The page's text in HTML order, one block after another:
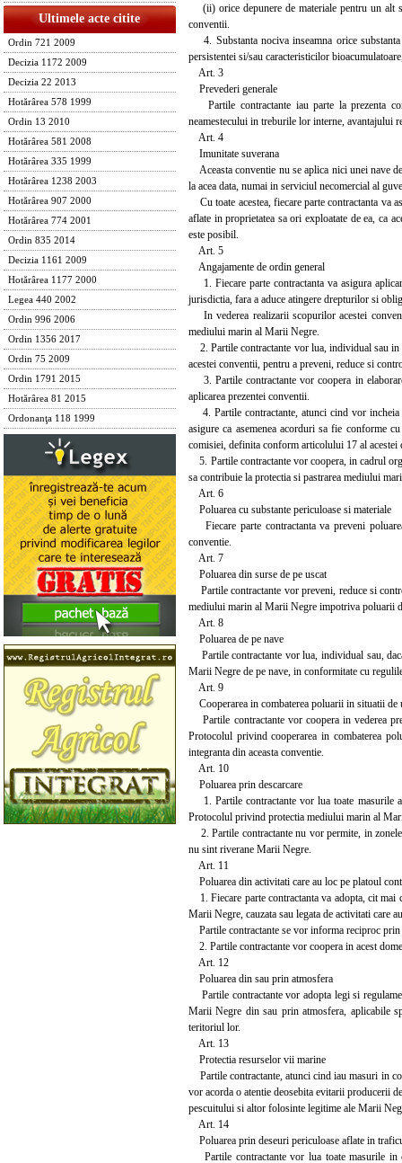
Ultimele acte citite
Ordin 721 2009
Decizia 1172 2009
Decizia 22 2013
Hotărârea 578 1999
Ordin 13 2010
Hotărârea 581 2008
Hotărârea 335 1999
Hotărârea 1238 2003
Hotărârea 907 2000
Hotărârea 774 2001
Ordin 835 2014
Decizia 1161 2009
Hotărârea 1177 2000
Legea 440 2002
Ordin 996 2006
Ordin 1356 2017
Ordin 75 2009
Ordin 1791 2015
Hotărârea 81 2015
Ordonanţa 118 1999
(ii) orice depunere de materiale pentru un alt
conventii.
4. Substanta nociva inseamna orice
persistentei si/sau caracteristicilor
Art. 3
Prevederi generale
Partile contractante iau parte la prezenta
neamestecului in treburile lor interne, avantajului
Art. 4
Imunitate suverana
Aceasta conventie nu se aplica nici unei nave
la acea data, numai in serviciul necomercial al
Cu toate acestea, fiecare parte contractanta va
aflate in proprietatea sa ori exploatate de ea, ca
este posibil.
Art. 5
Angajamente de ordin general
1. Fiecare parte contractanta va asigura
jurisdictia, fara a aduce atingere drepturilor si
In vederea realizarii scopurilor acestei
mediului marin al Marii Negre.
2. Partile contractante vor lua, individual sau in
acestei conventii, pentru a preveni, reduce si
3. Partile contractante vor coopera in
aplicarea prezentei conventii.
4. Partile contractante, atunci cind vor
asigure ca asemenea acorduri sa fie conforme
comisiei, definita conform articolului 17 al acestei
5. Partile contractante vor coopera, in cadrul
sa contribuie la protectia si pastrarea mediului
Art. 6
Poluarea cu substante periculoase si materiale
Fiecare parte contractanta va preveni
conventie.
Art. 7
Poluarea din surse de pe uscat
Partile contractante vor preveni, reduce si
mediului marin al Marii Negre impotriva poluarii
Art. 8
Poluarea de pe nave
Partile contractante vor lua, individual sau,
Marii Negre de pe nave, in conformitate cu
Art. 9
Cooperarea in combaterea poluarii in situatii de
Partile contractante vor coopera in vederea
Protocolul privind cooperarea in combaterea
integranta din aceasta conventie.
Art. 10
Poluarea prin descarcare
1. Partile contractante vor lua toate masurile
Protocolul privind protectia mediului marin al
2. Partile contractante nu vor permite, in zonele
nu sint riverane Marii Negre.
Art. 11
Poluarea din activitati care au loc pe platoul
1. Fiecare parte contractanta va adopta, cit
Marii Negre, cauzata sau legata de activitati care
Partile contractante se vor informa reciproc prin
2. Partile contractante vor coopera in acest
Art. 12
Poluarea din sau prin atmosfera
Partile contractante vor adopta legi si
Marii Negre din sau prin atmosfera, aplicabile
teritoriul lor.
Art. 13
Protectia resurselor vii marine
Partile contractante, atunci cind iau masuri in
vor acorda o atentie deosebita evitarii producerii
pescuitului si altor folosinte legitime ale Marii
Art. 14
Poluarea prin deseuri periculoase aflate in
Partile contractante vor lua toate masurile in